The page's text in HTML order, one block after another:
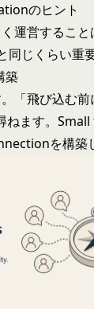
のヒント
運営すること
じくらい重要
築
「飛び込む
ねます。
を構築